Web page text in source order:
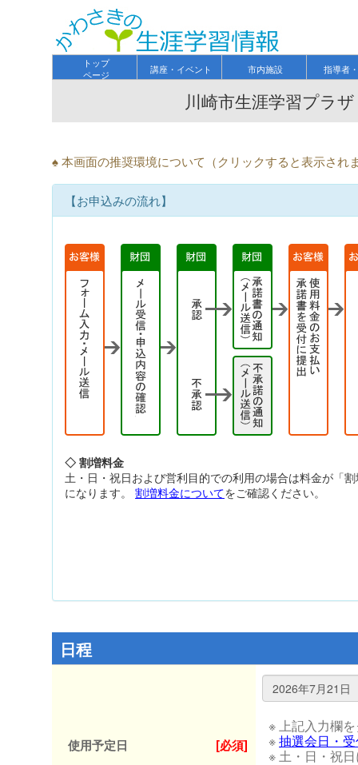
トップ
ページ
講座・イベント 市内施設 指導者
川崎市生涯学習プラ
♠ 本画面の推奨環境について（クリックすると表示され
【お申込みの流れ】
◇ 割増料金
土・日・祝日および営利目的での利用の場合は料金が「
になります。 割増料金についてをご確認ください。
日程
使用予定日 [必須]
※ 上記入力欄
※抽選会日・
※ 土・日・祝